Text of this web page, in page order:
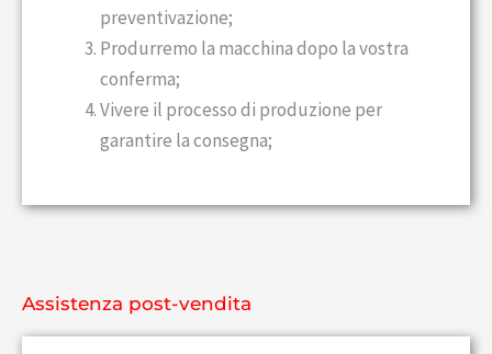
preventivazione;
Produrremo la macchina dopo la vostra
conferma;
Vivere il processo di produzione per
garantire la consegna;
Assistenza post-vendita